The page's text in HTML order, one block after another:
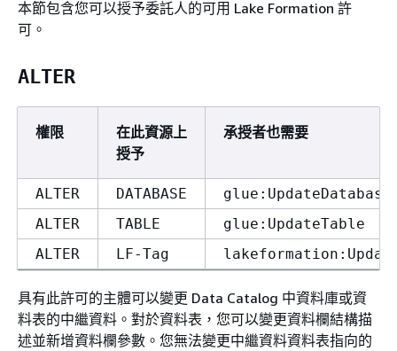
本節包含您可以授予委託人的可用 Lake Formation 許
可。
ALTER
權限
在此資源上
授予
承授者也需要
ALTER DATABASE
glue:UpdateDatabase
ALTER
TABLE
glue:UpdateTable
ALTER
LF-Tag
具有此許可的主體可以變更 Data Catalog 中資料庫或資
料表的中繼資料。對於資料表，您可以變更資料欄結構描
述並新增資料欄參數。您無法變更中繼資料資料表指向的